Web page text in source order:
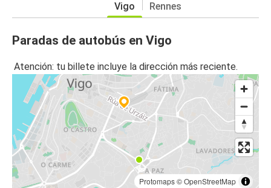
Vigo Rennes
Paradas de autobús en Vigo
Atención: tu billete incluye la dirección más reciente.
Protomaps©OpenStreetMap